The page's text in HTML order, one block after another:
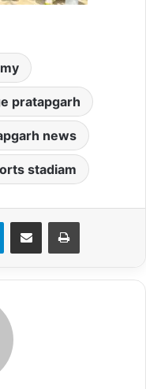
pratapgarh
news
stadiam
TelegramShare via Email Print